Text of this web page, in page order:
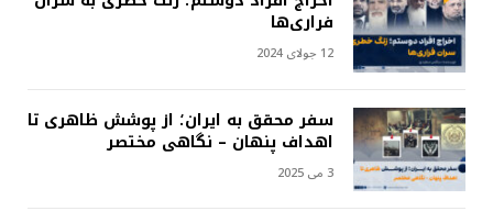
فراری‌ها
12 جولای 2024
سفر محقق به ایران؛ از پوشش ظاهری تا
اهداف پنهان – نگاهی مختصر
3 می 2025